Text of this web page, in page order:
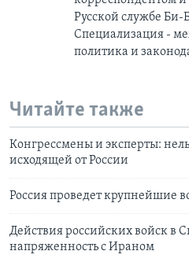
Русской службе
Специализация -
политика и
Читайте также
Конгрессмены и эксперты:
исходящей от России
Россия проведет крупнейшие
Действия российских войск в
напряженность с Ираном